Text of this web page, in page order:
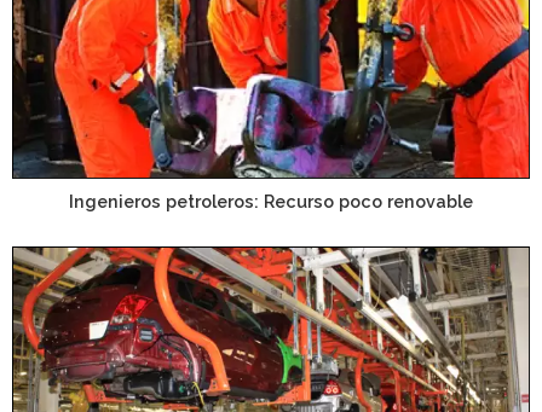
Ingenieros petroleros: Recurso poco renovable